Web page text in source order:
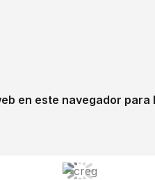
en este navegador para